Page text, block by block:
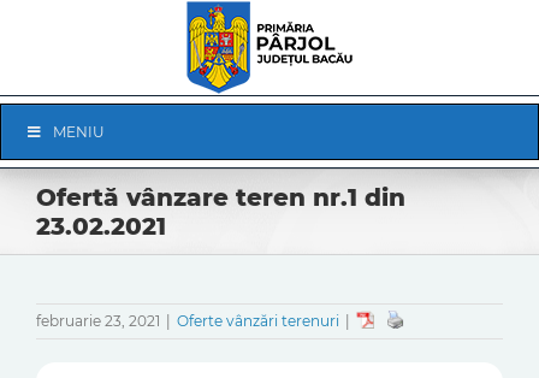
Navigation
MENIU
Ofertă vânzare teren nr.1 din
23.02.2021
februarie 23, 2021 Oferte vânzări terenuri